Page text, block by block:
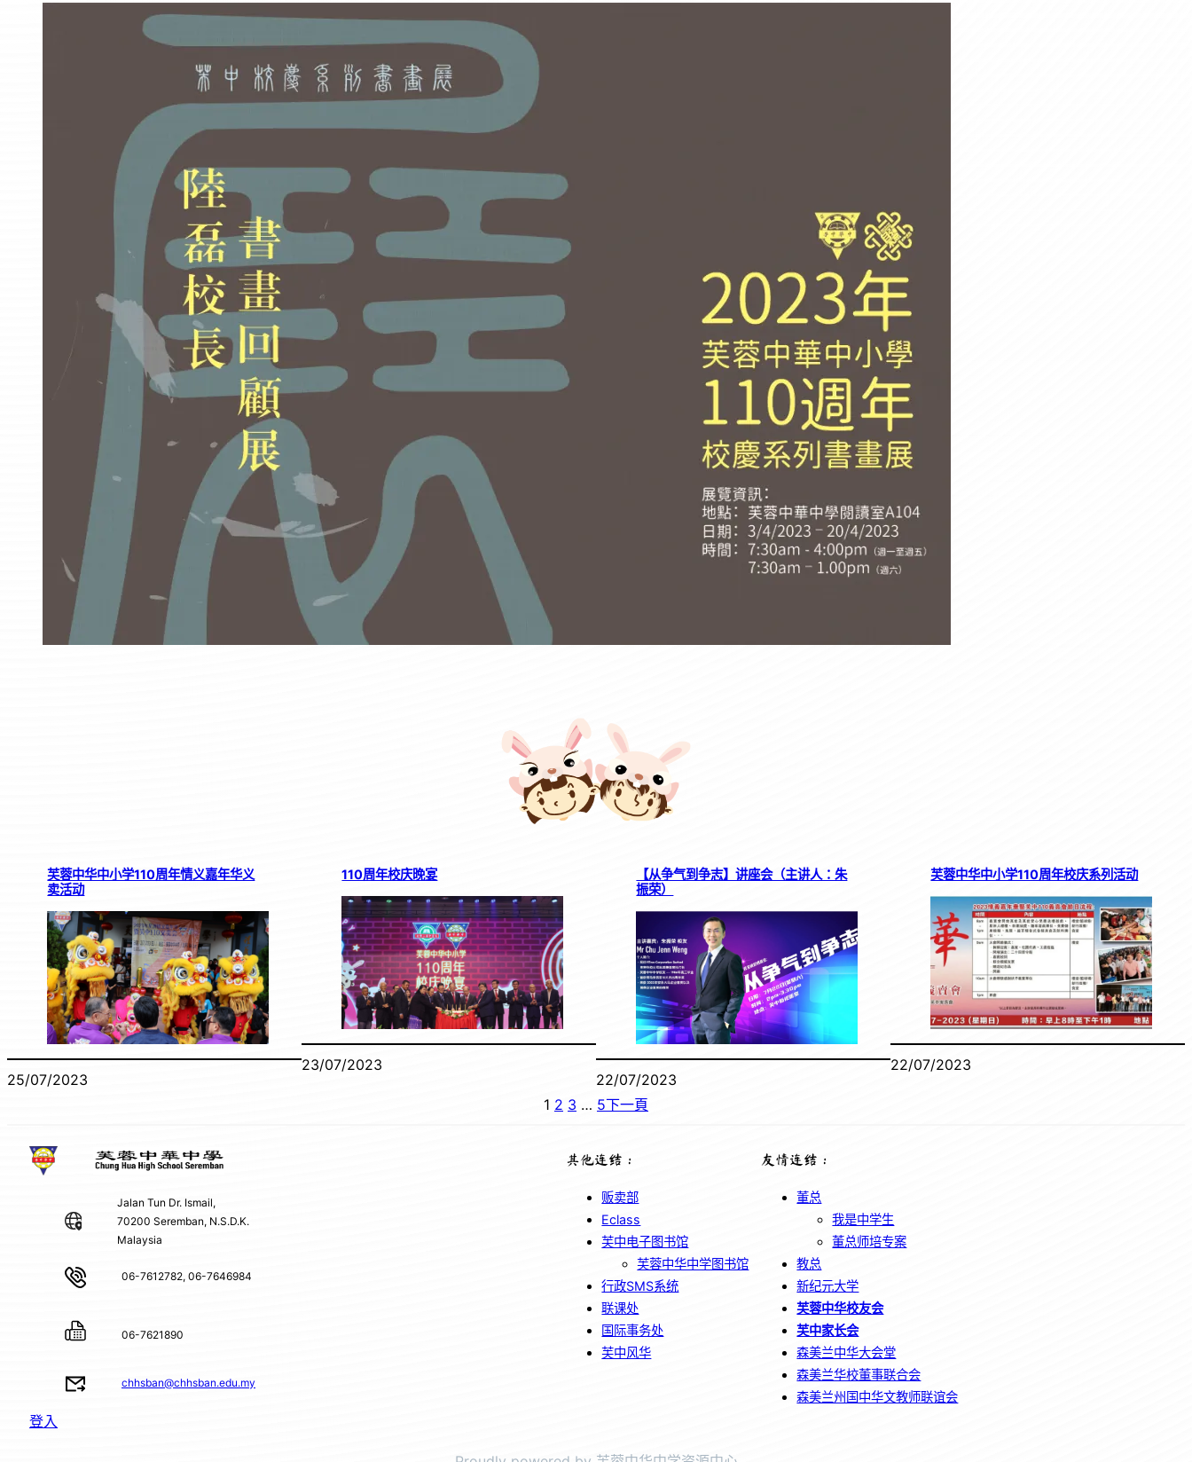
芙蓉中华中小学110周年情义嘉年华义
卖活动
25/07/2023
110周年校庆晚宴
23/07/2023
【从争气到争志】讲座会（主讲人：朱
振荣）
22/07/2023
芙蓉中华中小学110周年校庆系列活动
22/07/2023
1 2 3 … 5下一頁
Jalan Tun Dr. Ismail,
70200 Seremban, N.S.D.K.
Malaysia
06-7612782, 06-7646984
06-7621890
chhsban@chhsban.edu.my
登入
其他连结：
贩卖部
Eclass
芙中电子图书馆
芙蓉中华中学图书馆
行政SMS系统
联课处
国际事务处
芙中风华
友情连结：
董总
我是中学生
董总师培专案
教总
新纪元大学
芙蓉中华校友会
芙中家长会
森美兰中华大会堂
森美兰华校董事联合会
森美兰州国中华文教师联谊会